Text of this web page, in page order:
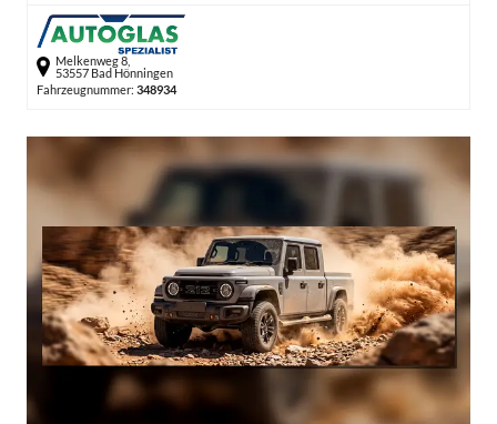
Melkenweg 8,
53557 Bad Hönningen
Fahrzeugnummer: 348934